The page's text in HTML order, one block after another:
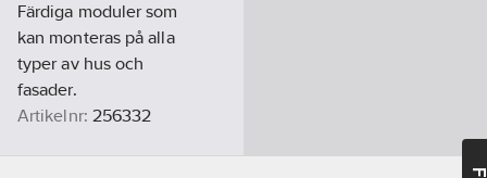
Färdiga moduler som
kan monteras på alla
typer av hus och
fasader.
Artikelnr: 256332